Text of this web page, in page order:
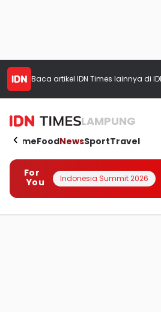
Baca artikel IDN Times lainnya di
LAMPUNG
HomeFoodNewsSportTravel
For
You
Indonesia Summit 2026